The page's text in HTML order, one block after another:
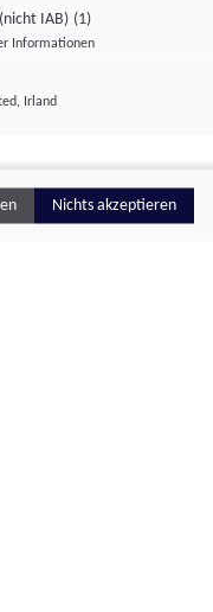
(nicht IAB) (1)
Informationen
Irland
Nichts akzeptieren